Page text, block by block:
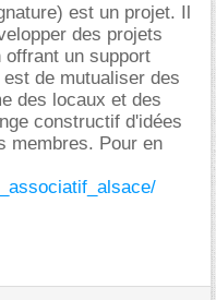
est un projet. Il
des projets
un support
de mutualiser des
des locaux et des
constructif d'idées
membres. Pour en